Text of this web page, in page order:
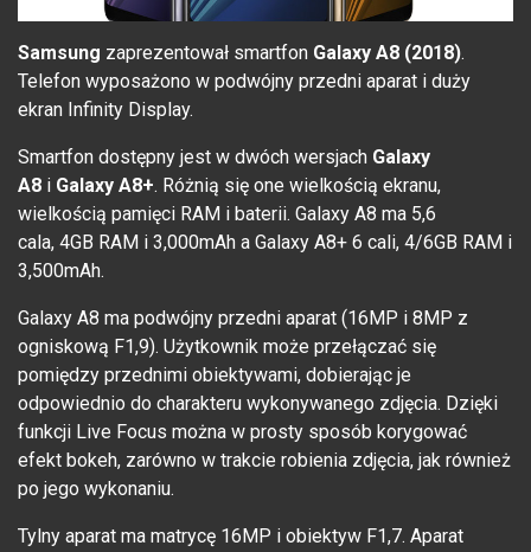
Samsung zaprezentował smartfon Galaxy A8 (2018).
Telefon wyposażono w podwójny przedni aparat i duży
ekran Infinity Display.
Smartfon dostępny jest w dwóch wersjach Galaxy
A8 i Galaxy A8+. Różnią się one wielkością ekranu,
wielkością pamięci RAM i baterii. Galaxy A8 ma 5,6
cala, 4GB RAM i 3,000mAh a Galaxy A8+ 6 cali, 4/6GB RAM i
3,500mAh.
Galaxy A8 ma podwójny przedni aparat (16MP i 8MP z
ogniskową F1,9). Użytkownik może przełączać się
pomiędzy przednimi obiektywami, dobierając je
odpowiednio do charakteru wykonywanego zdjęcia. Dzięki
funkcji Live Focus można w prosty sposób korygować
efekt bokeh, zarówno w trakcie robienia zdjęcia, jak również
po jego wykonaniu.
Tylny aparat ma matrycę 16MP i obiektyw F1,7. Aparat